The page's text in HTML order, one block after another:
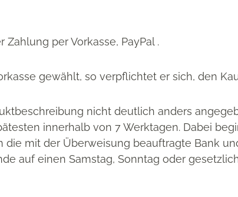
per Vorkasse, PayPal .
gewählt, so verpflichtet er sich, den
nicht deutlich anders
innerhalb von 7 Werktagen. Dabei
die mit der Überweisung beauftragte Bank
auf einen Samstag, Sonntag oder